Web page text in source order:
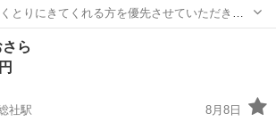
とりにきてくれる方を優先させていただきま
崎駅
ら
社駅
8月8日